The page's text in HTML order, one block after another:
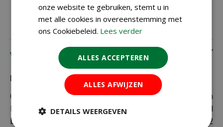
Verzending
Bezorging:
Om uw bestelling goed en veilig bij u thuis te laten
bezorgen maken wij gebruik van PostNL. De levertijd
bedraagt doorgaans tussen de 1 en 2
onze website te gebruiken, stemt u in
met alle cookies in overeenstemming met
ons Cookiebeleid. Lees verder
ALLES ACCEPTEREN
ALLES AFWIJZEN
DETAILS WEERGEVEN